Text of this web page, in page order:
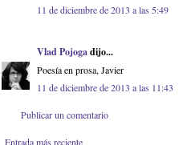
11 de diciembre de 2013 a las 5:49
Vlad Pojogadijo...
Poesía en prosa, Javier
11 de diciembre de 2013 a las 11:43
Publicar un comentario
Entrada más reciente